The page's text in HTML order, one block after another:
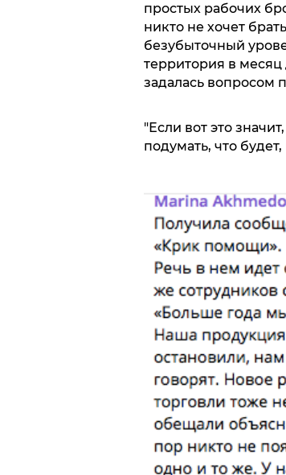
простых рабочих
никто не хочет
безубыточный
территория в месяц
задалась вопросом
"Если вот это
подумать, что